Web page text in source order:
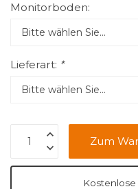
Monitorboden:
Lieferart: *
Zum